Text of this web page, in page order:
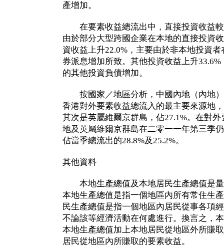
產增加。
在要素收益總流出中，直接投資收益較
由於部分大型跨國企業在本地的直接投資
資收益上升22.0%，主要由於非本地投資
券派息增加所致。其他投資收益上升
的其他投資負債增加。
按國家／地區分析，中國內地（內地）
香港對外要素收益總流入的最主要來源地
其次是英屬維爾京群島，佔27.1%。在對
地及英屬維爾京群島在二零一一年第三季
佔當季總流出的28.8%及25.2%。
其他資料
本地生產總值及本地居民生產總值是量
本地生產總值是指一個地區內所有常住生
民生產總值是指一個地區內居民從事各項
不論該等經濟活動在何處進行。換言之，
本地生產總值加上本地居民從地區外所賺
居民從地區內所賺取的要素收益。